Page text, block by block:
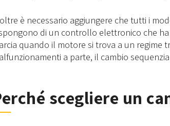
è necessario aggiungere che tutti i
di un controllo elettronico che
quando il motore si trova a un regime
a parte, il cambio
scegliere un